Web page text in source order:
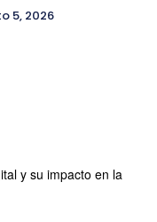
5, 2026
y su impacto en la